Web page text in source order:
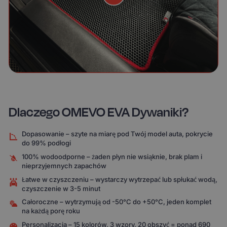
Dlaczego OMEVO EVA Dywaniki?
Dopasowanie – szyte na miarę pod Twój model auta, pokrycie
do 99% podłogi
100% wodoodporne – żaden płyn nie wsiąknie, brak plam i
nieprzyjemnych zapachów
Łatwe w czyszczeniu – wystarczy wytrzepać lub spłukać wodą,
czyszczenie w 3-5 minut
Całoroczne – wytrzymują od -50°C do +50°C, jeden komplet
na każdą porę roku
Personalizacja – 15 kolorów, 3 wzory, 20 obszyć = ponad 690